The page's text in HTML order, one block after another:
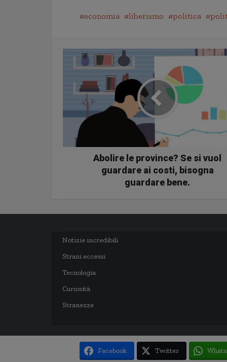
economia liberismo politica
Abolire le province? Se si vuol
guardare ai costi, bisogna
guardare bene.
Notizie incredibili
Strani eccessi
Tecnologia
Curiosità
Stranezze
Copyright © 2003-2020 notizie.delmondo.info Questo blog
Facebook Twitter